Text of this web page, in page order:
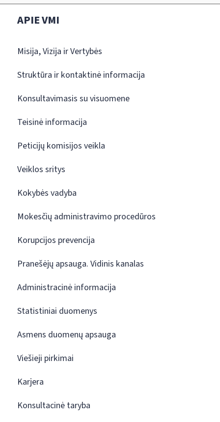
APIE VMI
Misija, Vizija ir Vertybės
Struktūra ir kontaktinė informacija
Konsultavimasis su visuomene
Teisinė informacija
Peticijų komisijos veikla
Veiklos sritys
Kokybės vadyba
Mokesčių administravimo procedūros
Korupcijos prevencija
Pranešėjų apsauga. Vidinis kanalas
Administracinė informacija
Statistiniai duomenys
Asmens duomenų apsauga
Viešieji pirkimai
Karjera
Konsultacinė taryba